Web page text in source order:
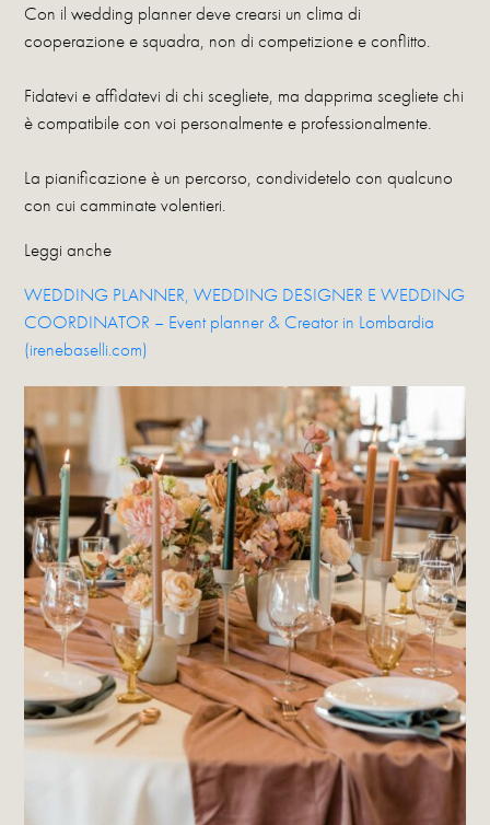
Con il wedding planner deve crearsi un clima di
cooperazione e squadra, non di competizione e conflitto.
Fidatevi e affidatevi di chi scegliete, ma dapprima scegliete chi
è compatibile con voi personalmente e professionalmente.
La pianificazione è un percorso, condividetelo con qualcuno
con cui camminate volentieri.
Leggi anche
WEDDING PLANNER, WEDDING DESIGNER E WEDDING
COORDINATOR – Event planner & Creator in Lombardia
(irenebaselli.com)